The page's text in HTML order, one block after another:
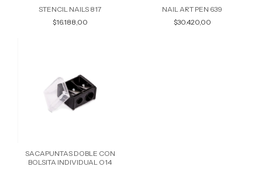
STENCIL NAILS 817
$16.188,00
NAIL ART PEN 639
$30.420,00
SACAPUNTAS DOBLE CON
BOLSITA INDIVIDUAL O14